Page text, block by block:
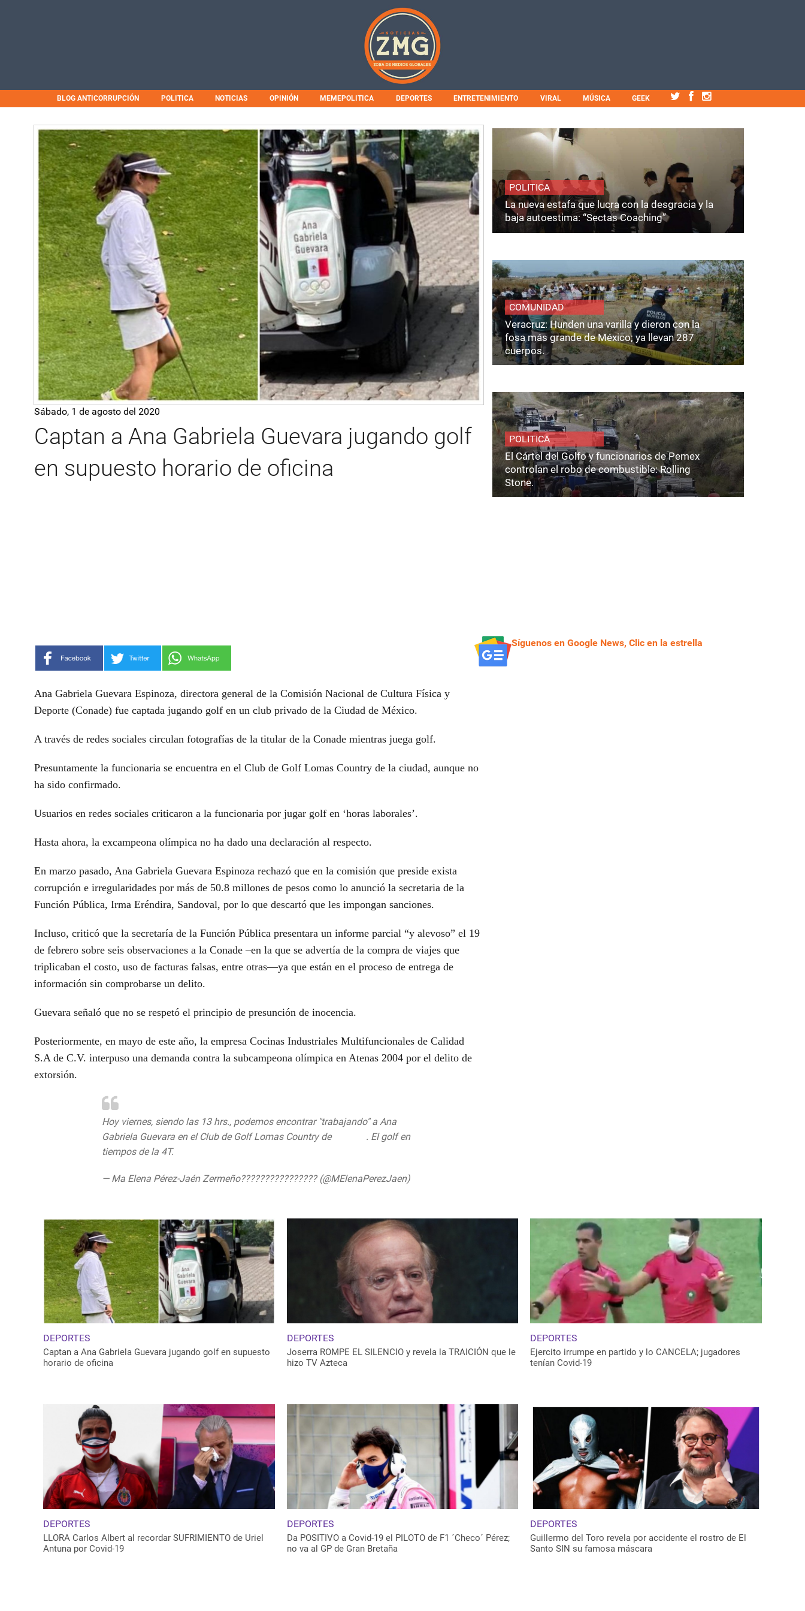
BLOG ANTICORRUPCIÓN POLITICA NOTICIAS OPINIÓN MEMEPOLITICA DEPORTES ENTRETENIMIENTO VIRAL MÚSICA GEEK
Sábado, 1 de agosto del 2020
Captan a Ana Gabriela Guevara jugando golf
en supuesto horario de oficina
Ana Gabriela Guevara Espinoza, directora general de la Comisión Nacional de Cultura Física y
Deporte (Conade) fue captada jugando golf en un club privado de la Ciudad de México.
A través de redes sociales circulan fotografías de la titular de la Conade mientras juega golf.
Presuntamente la funcionaria se encuentra en el Club de Golf Lomas Country de la ciudad, aunque no
ha sido confirmado.
Usuarios en redes sociales criticaron a la funcionaria por jugar golf en ‘horas laborales’.
Hasta ahora, la excampeona olímpica no ha dado una declaración al respecto.
En marzo pasado, Ana Gabriela Guevara Espinoza rechazó que en la comisión que preside exista
corrupción e irregularidades por más de 50.8 millones de pesos como lo anunció la secretaria de la
Función Pública, Irma Eréndira, Sandoval, por lo que descartó que les impongan sanciones.
Incluso, criticó que la secretaría de la Función Pública presentara un informe parcial “y alevoso” el 19
de febrero sobre seis observaciones a la Conade –en la que se advertía de la compra de viajes que
triplicaban el costo, uso de facturas falsas, entre otras—ya que están en el proceso de entrega de
información sin comprobarse un delito.
Guevara señaló que no se respetó el principio de presunción de inocencia.
Posteriormente, en mayo de este año, la empresa Cocinas Industriales Multifuncionales de Calidad
S.A de C.V. interpuso una demanda contra la subcampeona olímpica en Atenas 2004 por el delito de
extorsión.
Hoy viernes, siendo las 13 hrs., podemos encontrar "trabajando" a Ana
Gabriela Guevara en el Club de Golf Lomas Country de
. El golf en
tiempos de la 4T.
— Ma Elena Pérez-Jaén Zermeño???????????????? (@MElenaPerezJaen)
POLITICA
La nueva estafa que lucra con la desgracia y la
baja autoestima: “Sectas Coaching”
COMUNIDAD
Veracruz: Hunden una varilla y dieron con la
fosa más grande de México; ya llevan 287
cuerpos.
POLITICA
El Cártel del Golfo y funcionarios de Pemex
controlan el robo de combustible: Rolling
Stone.
Síguenos en Google News, Clic en la estrella
DEPORTES
Captan a Ana Gabriela Guevara jugando golf en supuesto
horario de oficina
DEPORTES
Joserra ROMPE EL SILENCIO y revela la TRAICIÓN que le
hizo TV Azteca
DEPORTES
Ejercito irrumpe en partido y lo CANCELA; jugadores
tenían Covid-19
DEPORTES
LLORA Carlos Albert al recordar SUFRIMIENTO de Uriel
Antuna por Covid-19
DEPORTES
Da POSITIVO a Covid-19 el PILOTO de F1 ´Checo´ Pérez;
no va al GP de Gran Bretaña
DEPORTES
Guillermo del Toro revela por accidente el rostro de El
Santo SIN su famosa máscara